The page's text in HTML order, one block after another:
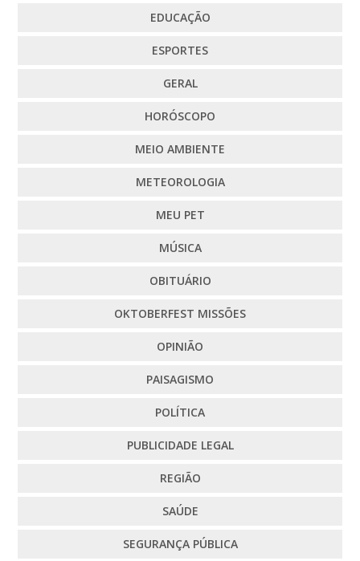
EDUCAÇÃO
ESPORTES
GERAL
HORÓSCOPO
MEIO AMBIENTE
METEOROLOGIA
MEU PET
MÚSICA
OBITUÁRIO
OKTOBERFEST MISSÕES
OPINIÃO
PAISAGISMO
POLÍTICA
PUBLICIDADE LEGAL
REGIÃO
SAÚDE
SEGURANÇA PÚBLICA